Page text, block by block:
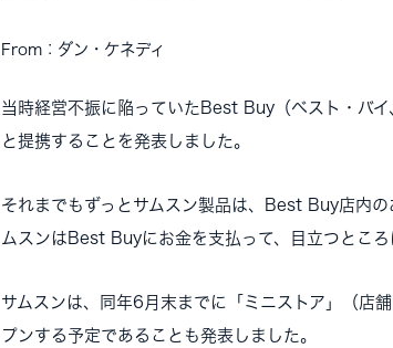
From：ダン・ケネディ
当時経営不振に陥っていたBest Buy（ベスト・バ
と提携することを発表しました。
それまでもずっとサムスン製品は、Best Buy店内
ムスンはBest Buyにお金を支払って、目立つとこ
サムスンは、同年6月末までに「ミニストア」（
プンする予定であることも発表しました。